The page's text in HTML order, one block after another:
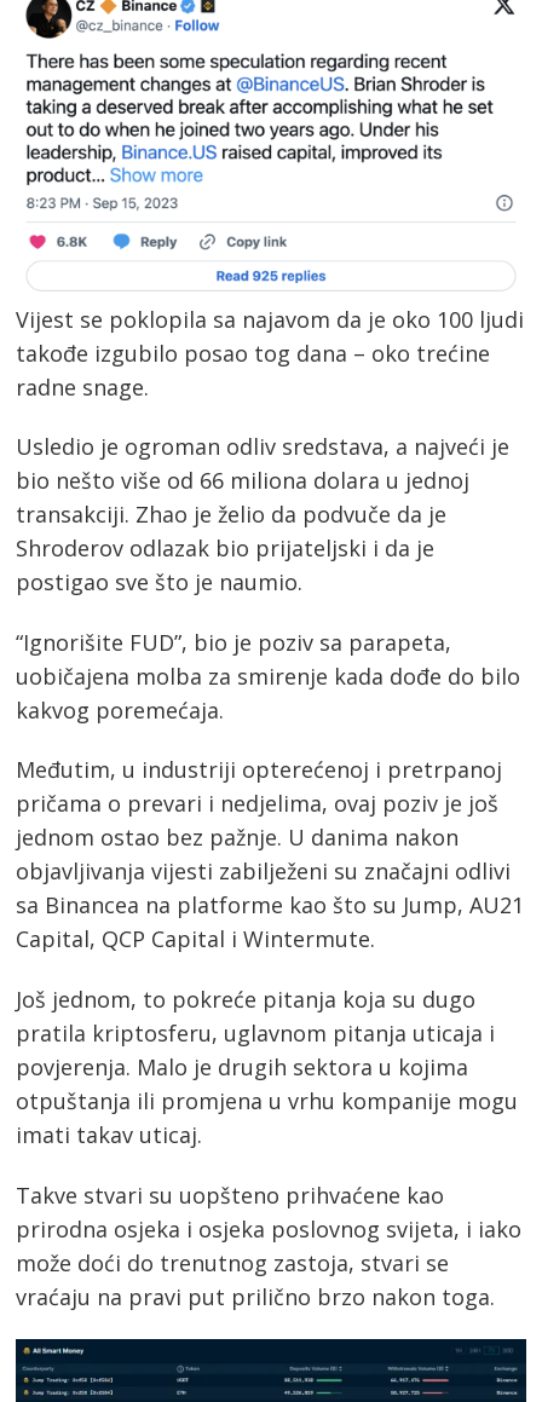
Vijest se poklopila sa najavom da je oko 100 ljudi
takođe izgubilo posao tog dana – oko trećine
radne snage.
Usledio je ogroman odliv sredstava, a najveći je
bio nešto više od 66 miliona dolara u jednoj
transakciji. Zhao je želio da podvuče da je
Shroderov odlazak bio prijateljski i da je
postigao sve što je naumio.
“Ignorišite FUD”, bio je poziv sa parapeta,
uobičajena molba za smirenje kada dođe do bilo
kakvog poremećaja.
Međutim, u industriji opterećenoj i pretrpanoj
pričama o prevari i nedjelima, ovaj poziv je još
jednom ostao bez pažnje. U danima nakon
objavljivanja vijesti zabilježeni su značajni odlivi
sa Binancea na platforme kao što su Jump, AU21
Capital, QCP Capital i Wintermute.
Još jednom, to pokreće pitanja koja su dugo
pratila kriptosferu, uglavnom pitanja uticaja i
povjerenja. Malo je drugih sektora u kojima
otpuštanja ili promjena u vrhu kompanije mogu
imati takav uticaj.
Takve stvari su uopšteno prihvaćene kao
prirodna osjeka i osjeka poslovnog svijeta, i iako
može doći do trenutnog zastoja, stvari se
vraćaju na pravi put prilično brzo nakon toga.